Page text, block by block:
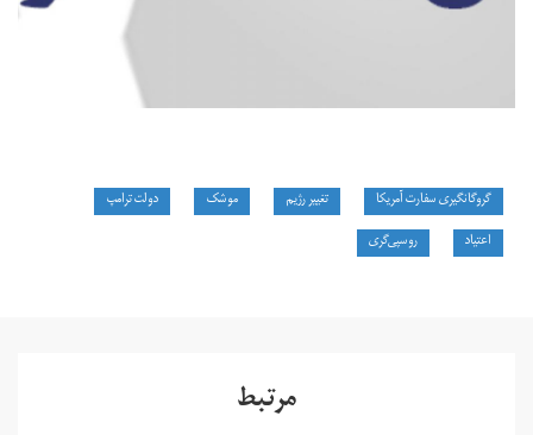
گروگانگیری سفارت آمریکا تغییر رژیم موشک
دولت ترامپ
اعتیاد
روسپی‌گری
مرتبط